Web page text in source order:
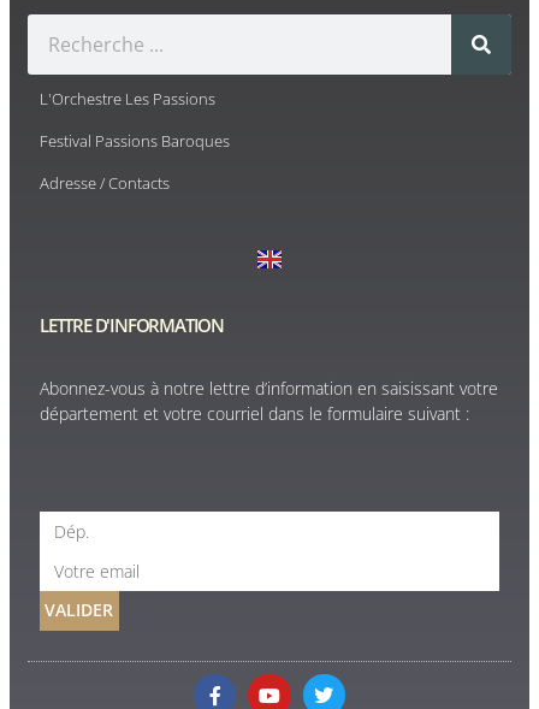
L'Orchestre Les Passions
Festival Passions Baroques
Adresse / Contacts
LETTRE D'INFORMATION
Abonnez-vous à notre lettre d’information en saisissant votre
département et votre courriel dans le formulaire suivant :
VALIDER